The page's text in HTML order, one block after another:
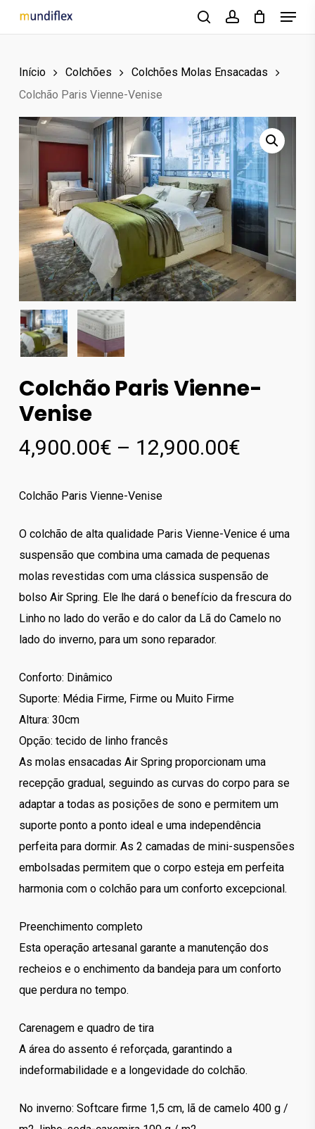
to
content
searchaccount
Menu
Início Colchões
Colchões Molas Ensacadas
Colchão Paris Vienne-Venise
Colchão Paris Vienne-
Venise
4,900.00€ – 12,900.00€Price
Colchão Paris Vienne-Venise
O colchão de alta qualidade Paris Vienne-Venice é uma
suspensão que combina uma camada de pequenas
molas revestidas com uma clássica suspensão de
bolso Air Spring. Ele lhe dará o benefício da frescura do
Linho no lado do verão e do calor da Lã do Camelo no
lado do inverno, para um sono reparador.
Conforto: Dinâmico
Suporte: Média Firme, Firme ou Muito Firme
Altura: 30cm
Opção: tecido de linho francês
As molas ensacadas Air Spring proporcionam uma
recepção gradual, seguindo as curvas do corpo para se
adaptar a todas as posições de sono e permitem um
suporte ponto a ponto ideal e uma independência
perfeita para dormir. As 2 camadas de mini-suspensões
embolsadas permitem que o corpo esteja em perfeita
harmonia com o colchão para um conforto excepcional.
Preenchimento completo
Esta operação artesanal garante a manutenção dos
recheios e o enchimento da bandeja para um conforto
que perdura no tempo.
Carenagem e quadro de tira
A área do assento é reforçada, garantindo a
indeformabilidade e a longevidade do colchão.
No inverno: Softcare firme 1,5 cm, lã de camelo 400 g /